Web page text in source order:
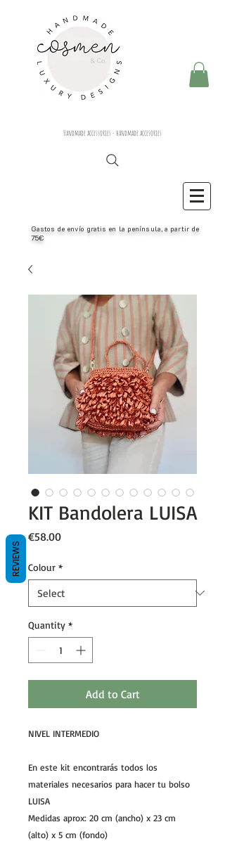
Handmade accessories - handmade accesories
Gastos de envío gratis en la península, a partir de
75€
KIT Bandolera LUISA
€58.00Price
Colour *
Quantity *
Add to Cart
NIVEL INTERMEDIO
En este kit encontrarás todos los
materiales necesarios para hacer tu bolso
LUISA
Medidas aprox: 20 cm (ancho) x 23 cm
(alto) x 5 cm (fondo)
REVIEWS